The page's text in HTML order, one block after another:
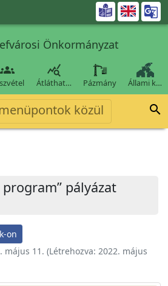

Önkormányzat
 
Átláthat… Pázmány Állami k…
közül 
pályázat
on
május 11. (Létrehozva: 2022. május